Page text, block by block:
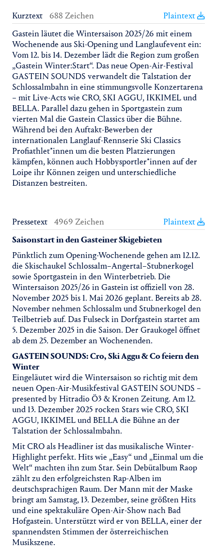
Kurztext 688 Zeichen
Plaintext
Gastein läutet die Wintersaison 2025/26 mit einem
Wochenende aus Ski-Opening und Langlaufevent ein:
Vom 12. bis 14. Dezember lädt die Region zum großen
„Gastein Winter:Start“. Das neue Open-Air-Festival
GASTEIN SOUNDS verwandelt die Talstation der
Schlossalmbahn in eine stimmungsvolle Konzertarena
– mit Live-Acts wie CRO, SKI AGGU, IKKIMEL und
BELLA. Parallel dazu gehen in Sportgastein zum
vierten Mal die Gastein Classics über die Bühne.
Während bei den Auftakt-Bewerben der
internationalen Langlauf-Rennserie Ski Classics
Profiathlet*innen um die besten Platzierungen
kämpfen, können auch Hobbysportler*innen auf der
Loipe ihr Können zeigen und unterschiedliche
Distanzen bestreiten.
Pressetext 4969 Zeichen
Plaintext
Saisonstart in den Gasteiner Skigebieten
Pünktlich zum Opening-Wochenende gehen am 12.12.
die Skischaukel Schlossalm–Angertal–Stubnerkogel
sowie Sportgastein in den Winterbetrieb. Die
Wintersaison 2025/26 in Gastein ist offiziell von 28.
November 2025 bis 1. Mai 2026 geplant. Bereits ab 28.
November nehmen Schlossalm und Stubnerkogel den
Teilbetrieb auf. Das Fulseck in Dorfgastein startet am
5. Dezember 2025 in die Saison. Der Graukogel öffnet
ab dem 25. Dezember an Wochenenden.
GASTEIN SOUNDS: Cro, Ski Aggu & Co feiern den
Winter
Eingeläutet wird die Wintersaison so richtig mit dem
neuen Open-Air-Musikfestival GASTEIN SOUNDS –
presented by Hitradio Ö3 & Kronen Zeitung. Am 12.
und 13. Dezember 2025 rocken Stars wie CRO, SKI
AGGU, IKKIMEL und BELLA die Bühne an der
Talstation der Schlossalmbahn.
Mit CRO als Headliner ist das musikalische Winter-
Highlight perfekt. Hits wie „Easy“ und „Einmal um die
Welt“ machten ihn zum Star. Sein Debütalbum Raop
zählt zu den erfolgreichsten Rap-Alben im
deutschsprachigen Raum. Der Mann mit der Maske
bringt am Samstag, 13. Dezember, seine größten Hits
und eine spektakuläre Open-Air-Show nach Bad
Hofgastein. Unterstützt wird er von BELLA, einer der
spannendsten Stimmen der österreichischen
Musikszene.